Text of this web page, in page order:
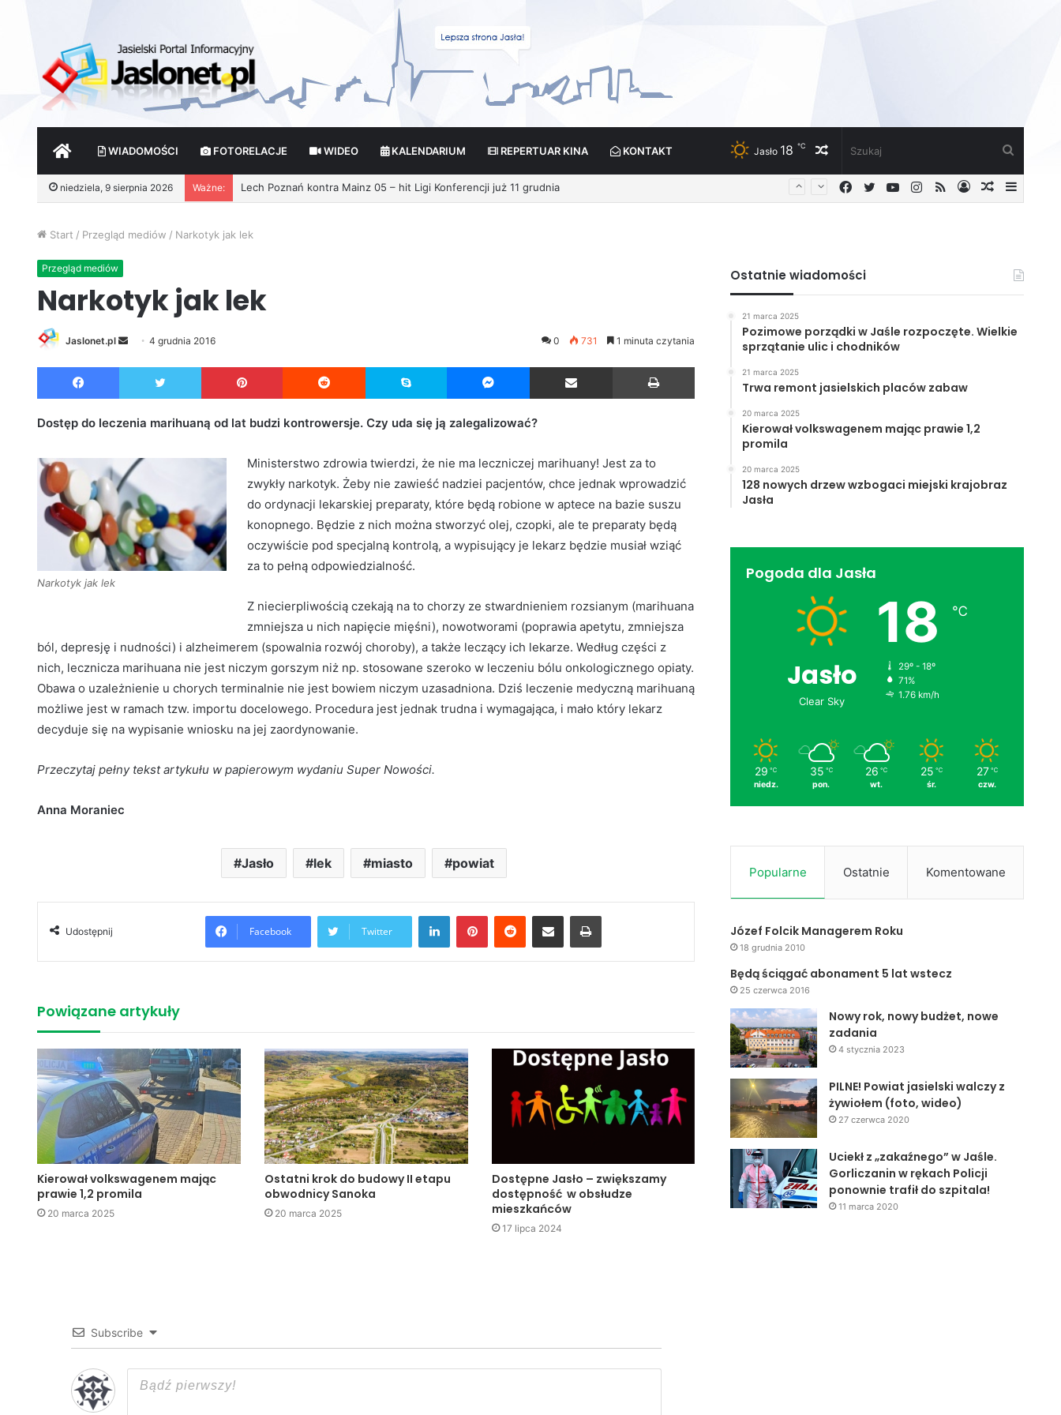
START WIADOMOŚCI FOTORELACJE WIDEO KALENDARIUM REPERTUAR KINA KONTAKT Losowy
artykuł
Jasło 18 ℃
niedziela, 9 sierpnia 2026 Ważne:
Losowy
Zaloguj
RSS
Instagram
YouTube
Twitter
Facebook
Start / Przegląd mediów / Narkotyk jak lek
Przegląd mediów
Narkotyk jak lek
Jaslonet.pl
d
m
i
l
4 grudnia 2016 0 731 1 minuta czytania
Facebook Twitter Pinterest Reddit Skype Messenger Udostępnij przez Email
Dostęp do leczenia marihuaną od lat budzi kontrowersje. Czy uda się ją zalegalizować?
Narkotyk jak lek
Ministerstwo zdrowia twierdzi, że nie ma leczniczej marihuany! Jest za to
zwykły narkotyk. Żeby nie zawieść nadziei pacjentów, chce jednak wprowadzić
do ordynacji lekarskiej preparaty, które będą robione w aptece na bazie suszu
konopnego. Będzie z nich można stworzyć olej, czopki, ale te preparaty będą
oczywiście pod specjalną kontrolą, a wypisujący je lekarz będzie musiał wziąć
za to pełną odpowiedzialność.
Z niecierpliwością czekają na to chorzy ze stwardnieniem rozsianym (marihuana
zmniejsza u nich napięcie mięśni), nowotworami (poprawia apetytu, zmniejsza
ból, depresję i nudności) i alzheimerem (spowalnia rozwój choroby), a także leczący ich lekarze. Według części z
nich, lecznicza marihuana nie jest niczym gorszym niż np. stosowane szeroko w leczeniu bólu onkologicznego opiaty.
Obawa o uzależnienie u chorych terminalnie nie jest bowiem niczym uzasadniona. Dziś leczenie medyczną marihuaną
możliwe jest w ramach tzw. importu docelowego. Procedura jest jednak trudna i wymagająca, i mało który lekarz
decyduje się na wypisanie wniosku na jej zaordynowanie.
Przeczytaj pełny tekst artykułu w papierowym wydaniu Super Nowości.
Anna Moraniec
Jasło lek miasto powiat
Udostępnij Facebook Twitter
LinkedIn
Powiązane artykuły
Kierował volkswagenem mając
prawie 1,2 promila
20 marca 2025
Ostatni krok do budowy II etapu
obwodnicy Sanoka
20 marca 2025
Dostępne Jasło – zwiększamy
dostępność w obsłudze
mieszkańców
17 lipca 2024
Subscribe
Ostatnie wiadomości
21 marca 2025
Pozimowe porządki w Jaśle rozpoczęte. Wielkie
sprzątanie ulic i chodników
21 marca 2025
Trwa remont jasielskich placów zabaw
20 marca 2025
Kierował volkswagenem mając prawie 1,2
promila
20 marca 2025
128 nowych drzew wzbogaci miejski krajobraz
Jasła
Pogoda dla Jasła
Jasło
Clear Sky
18 ℃
29º - 18º
71%
1.76 km/h
29 ℃
niedz.
35 ℃
pon.
26 ℃
wt.
25 ℃
śr.
27 ℃
czw.
Popularne Ostatnie Komentowane
Józef Folcik Managerem Roku
18 grudnia 2010
Będą ściągać abonament 5 lat wstecz
25 czerwca 2016
Nowy rok, nowy budżet, nowe
zadania
4 stycznia 2023
PILNE! Powiat jasielski walczy z
żywiołem (foto, wideo)
27 czerwca 2020
Uciekł z „zakaźnego” w Jaśle.
Gorliczanin w rękach Policji
ponownie trafił do szpitala!
11 marca 2020